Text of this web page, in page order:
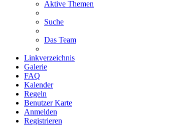
Aktive Themen
Suche
Das Team
Linkverzeichnis
Galerie
FAQ
Kalender
Regeln
Benutzer Karte
Anmelden
Registrieren